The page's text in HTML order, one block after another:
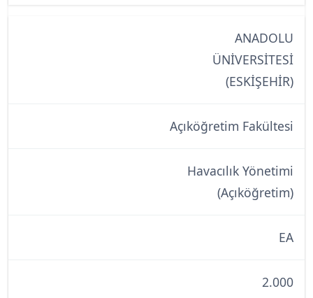
ANADOLU
ÜNİVERSİTESİ
(ESKİŞEHİR)
Açıköğretim Fakültesi
Havacılık Yönetimi
(Açıköğretim)
EA
2.000